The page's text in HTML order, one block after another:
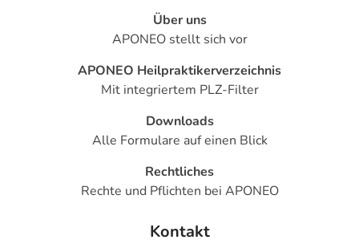
Über uns
APONEO stellt sich vor
APONEO Heilpraktikerverzeichnis
Mit integriertem PLZ-Filter
Downloads
Alle Formulare auf einen Blick
Rechtliches
Rechte und Pflichten bei APONEO
Kontakt